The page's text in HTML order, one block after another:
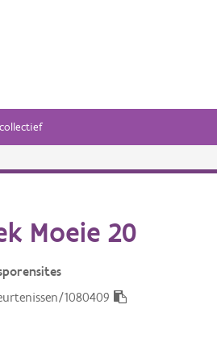
Moeie 20
1080409